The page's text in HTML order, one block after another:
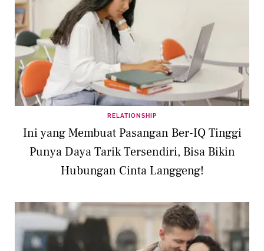
RELATIONSHIP
Ini yang Membuat Pasangan Ber-IQ Tinggi
Punya Daya Tarik Tersendiri, Bisa Bikin
Hubungan Cinta Langgeng!